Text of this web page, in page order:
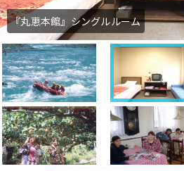
『丸恵本館』シングルルーム